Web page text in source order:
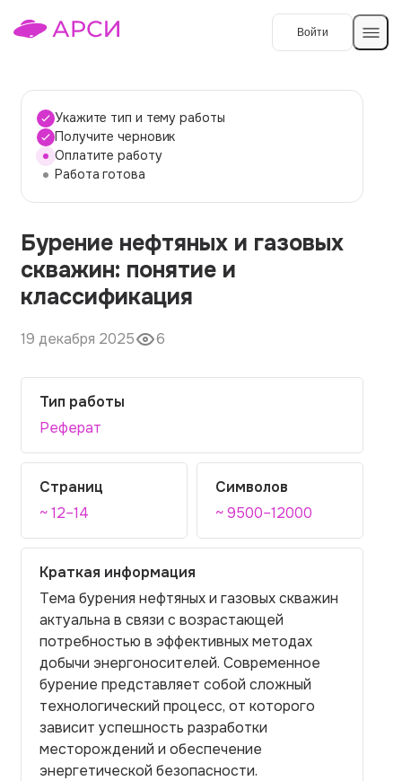
Войти
Темы работ
О сервисе
О компании
Наши гарантии
Вопросы и ответы
Контакты
Укажите тип и тему работы
Получите черновик
Оплатите работу
Работа готова
Бурение нефтяных и газовых
скважин: понятие и
классификация
19 декабря 2025 6
Тип работы
Реферат
Страниц
~ 12–14
Символов
~ 9500–12000
Краткая информация
Тема бурения нефтяных и газовых скважин
актуальна в связи с возрастающей
потребностью в эффективных методах
добычи энергоносителей. Современное
бурение представляет собой сложный
технологический процесс, от которого
зависит успешность разработки
месторождений и обеспечение
энергетической безопасности.